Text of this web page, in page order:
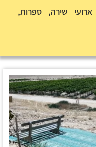
שירה, ספרות,